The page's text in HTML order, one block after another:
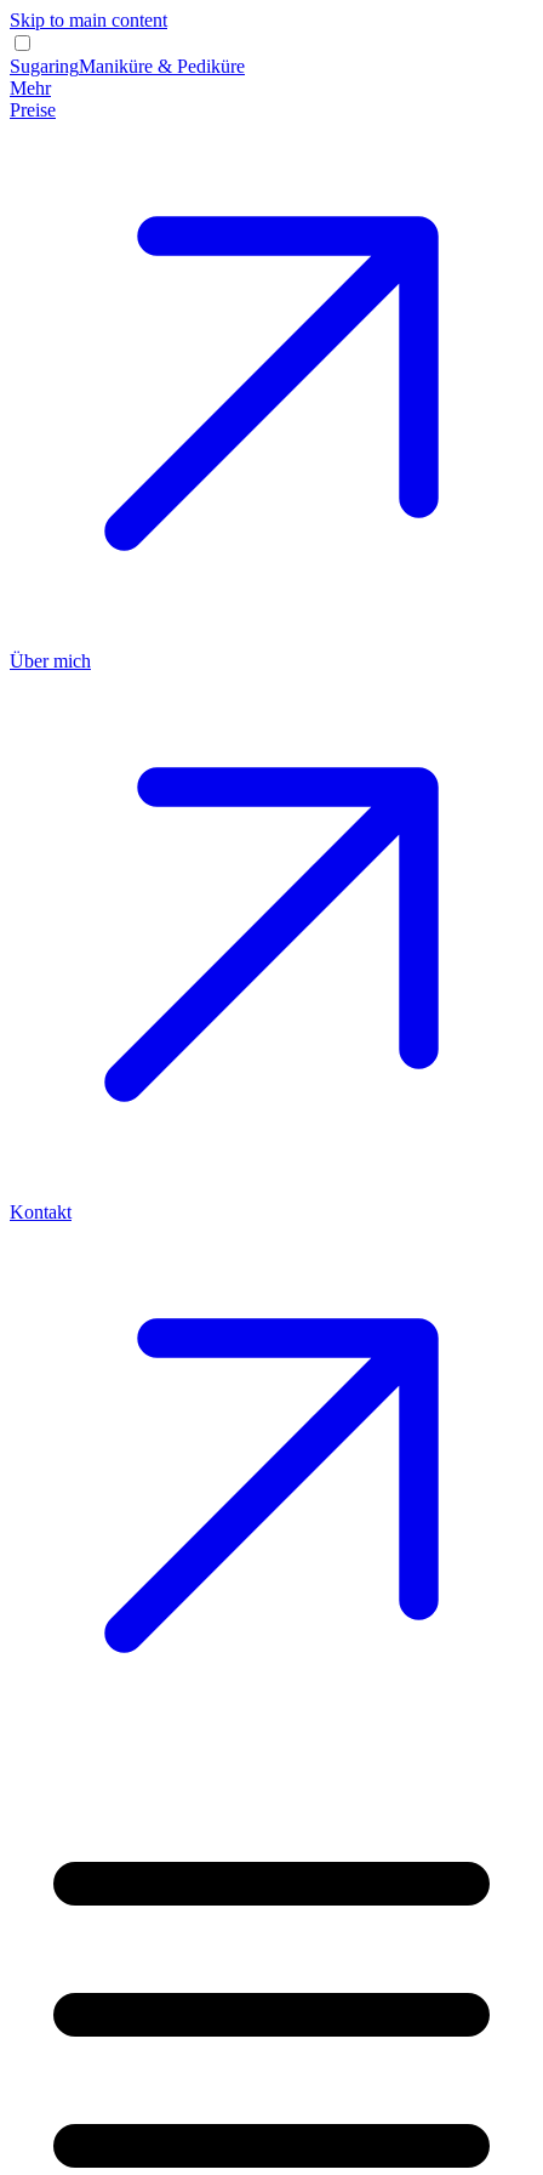
Skip to main content
SugaringManiküre & Pediküre
Mehr
Preise
Über mich
Kontakt